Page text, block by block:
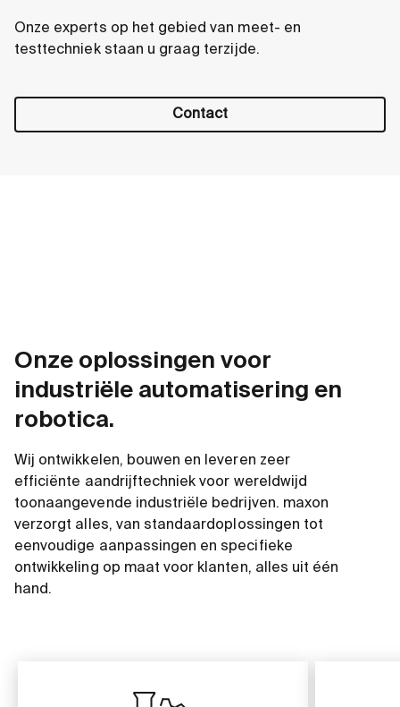
Onze experts op het gebied van meet- en
testtechniek staan u graag terzijde.
Contact
Onze oplossingen voor
industriële automatisering en
robotica.
Wij ontwikkelen, bouwen en leveren zeer
efficiënte aandrijftechniek voor wereldwijd
toonaangevende industriële bedrijven. maxon
verzorgt alles, van standaardoplossingen tot
eenvoudige aanpassingen en specifieke
ontwikkeling op maat voor klanten, alles uit één
hand.